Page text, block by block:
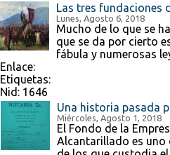
Las tres fundaciones
Lunes, Agosto 6, 2018
Mucho de lo que se
que se da por cierto
fábula y numerosas
Enlace:
Etiquetas:
Nid: 1646
Una historia pasada
Miércoles, Agosto 1, 2018
El Fondo de la
Alcantarillado es uno